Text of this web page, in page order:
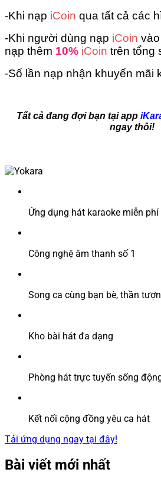
-Khi nạp iCoin qua tất cả các
-Khi người dùng nạp iCoin
nạp thêm 10% iCoin trên tổng
-Số lần nạp nhận khuyến mãi
Tất cả đang đợi bạn tại app
ngay thôi!
Ứng dụng hát karaoke miễn phí
Công nghệ âm thanh số 1
Song ca cùng bạn bè, thần
Kho bài hát đa dạng
Phòng hát trực tuyến sống
Kết nối cộng đồng yêu ca hát
Tải ứng dụng ngay tại đây!
Bài viết mới nhất